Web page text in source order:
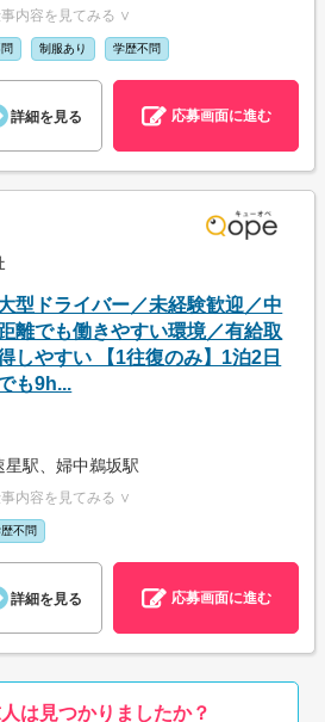
内容を見てみる ∨
制服あり 学歴不問
詳細を見る 応募画面に進む
型ドライバー／未経験歓迎／中
離でも働きやすい環境／有給取
しやすい 【1往復のみ】1泊2日
も9h...
駅、婦中鵜坂駅
内容を見てみる ∨
不問
詳細を見る 応募画面に進む
は見つかりましたか？